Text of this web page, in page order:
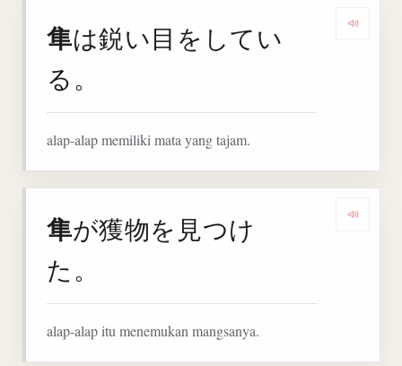
隼は鋭い目をしてい
る。
alap-alap memiliki mata yang tajam.
隼が獲物を見つけ
た。
alap-alap itu menemukan mangsanya.